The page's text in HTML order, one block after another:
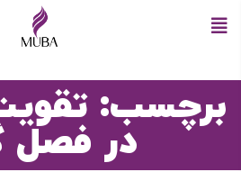
برچسب:
در فصل